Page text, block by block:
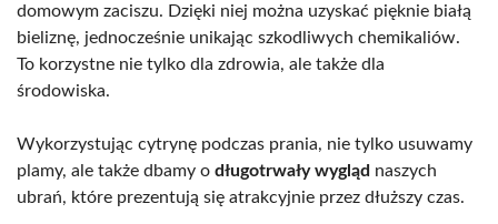
domowym zaciszu. Dzięki niej można uzyskać pięknie białą
bieliznę, jednocześnie unikając szkodliwych chemikaliów.
To korzystne nie tylko dla zdrowia, ale także dla
środowiska.
Wykorzystując cytrynę podczas prania, nie tylko usuwamy
plamy, ale także dbamy o długotrwały wygląd naszych
ubrań, które prezentują się atrakcyjnie przez dłuższy czas.